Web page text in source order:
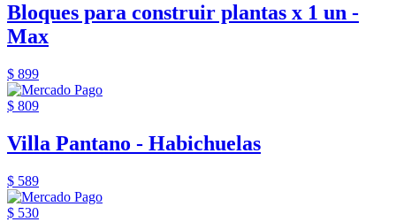
Bloques para construir plantas x 1 un -
Max
$ 899
$ 809
Villa Pantano - Habichuelas
$ 589
$ 530